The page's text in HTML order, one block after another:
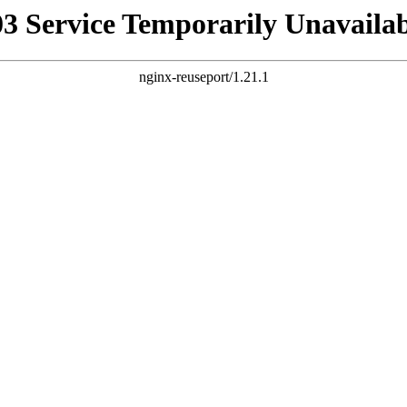
Service Temporarily
nginx-reuseport/1.21.1